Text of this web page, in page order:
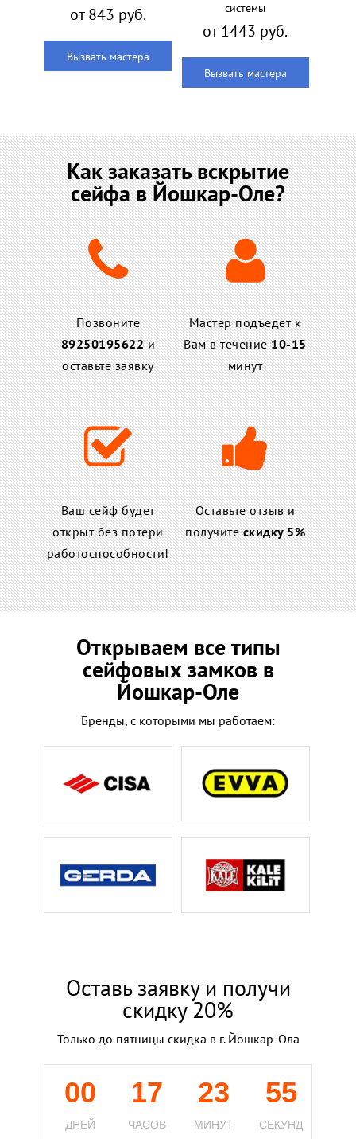
от 843 руб.
Вызвать мастера
системы
от 1443 руб.
Вызвать мастера
Как заказать вскрытие
сейфа в Йошкар-Оле?
Позвоните
89250195622 и
оставьте заявку
Мастер подъедет к
Вам в течение10-15
минут
Ваш сейф будет
открыт без потери
работоспособности!
Оставьте отзыв и
получитескидку 5%
Открываем все типы
сейфовых замков в
Йошкар-Оле
Бренды, с которыми мы работаем:
Оставь заявку и получи
скидку 20%
Только до пятницы скидка в г. Йошкар-Ола
00 17 23 54
ДНЕЙ ЧАСОВ МИНУТ СЕКУНД